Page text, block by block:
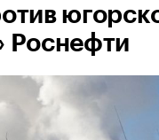
Роснефти